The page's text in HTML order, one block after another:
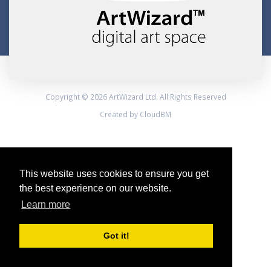
This website uses cookies to ensure you get
the best experience on our website.
Learn more
Got it!
Copyright © 2026 ArtWizard Ltd. All Rights Reserved
Created by CloudBM